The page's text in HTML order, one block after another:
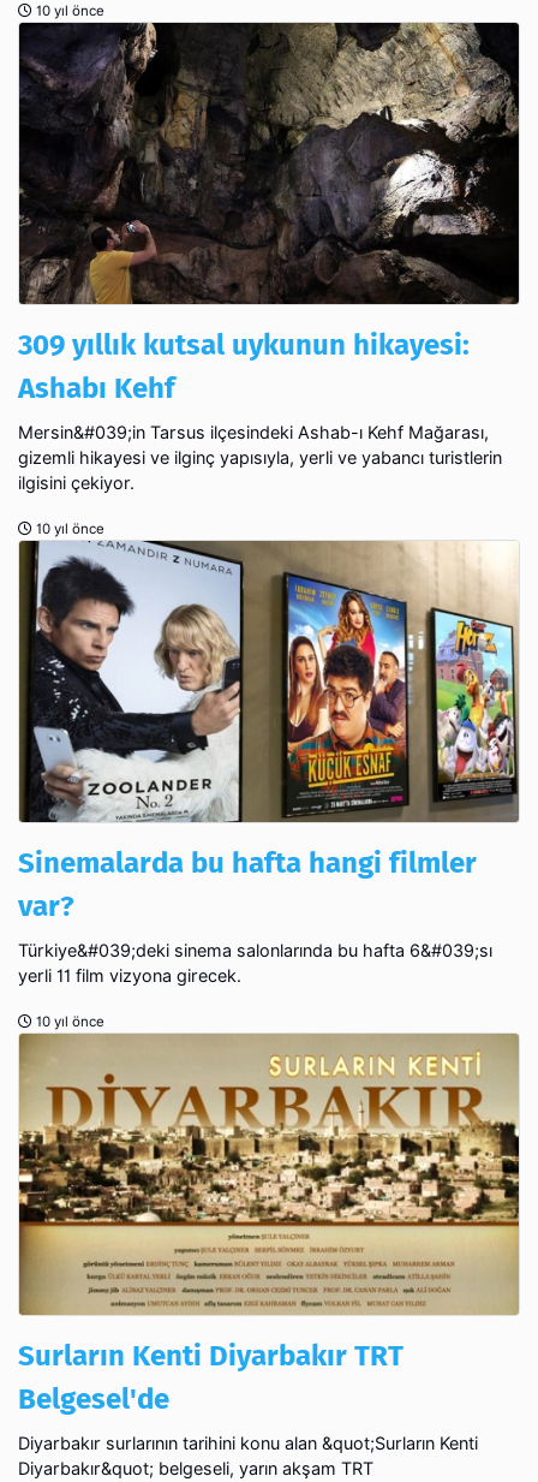
10 yıl önce
309 yıllık kutsal uykunun hikayesi:
Ashabı Kehf
Mersin&#039;in Tarsus ilçesindeki Ashab-ı Kehf Mağarası,
gizemli hikayesi ve ilginç yapısıyla, yerli ve yabancı turistlerin
ilgisini çekiyor.
10 yıl önce
Sinemalarda bu hafta hangi filmler
var?
Türkiye&#039;deki sinema salonlarında bu hafta 6&#039;sı
yerli 11 film vizyona girecek.
10 yıl önce
Surların Kenti Diyarbakır TRT
Belgesel'de
Diyarbakır surlarının tarihini konu alan &quot;Surların Kenti
Diyarbakır&quot; belgeseli, yarın akşam TRT